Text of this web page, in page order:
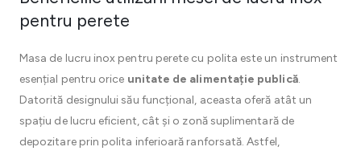
pentru perete
Masa de lucru inox pentru perete cu polita este un instrument
esențial pentru orice unitate de alimentație publică.
Datorită designului său funcțional, aceasta oferă atât un
spațiu de lucru eficient, cât și o zonă suplimentară de
depozitare prin polita inferioară ranforsată. Astfel,